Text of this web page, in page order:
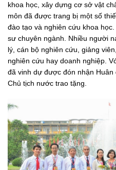
khoa học, xây dựng cơ sở vật
môn đã được trang bị một số
đào tạo và nghiên cứu khoa
sư chuyên ngành. Nhiều người
lý, cán bộ nghiên cứu, giảng
nghiên cứu hay doanh nghiệp.
đã vinh dự được đón nhận
Chủ tịch nước trao tặng.